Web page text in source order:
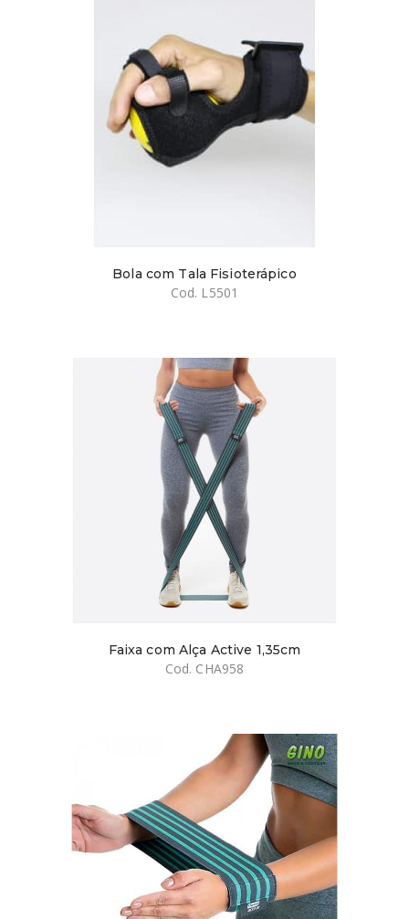
Bola com Tala Fisioterápico
Cod. L5501
Faixa com Alça Active 1,35cm
Cod. CHA958